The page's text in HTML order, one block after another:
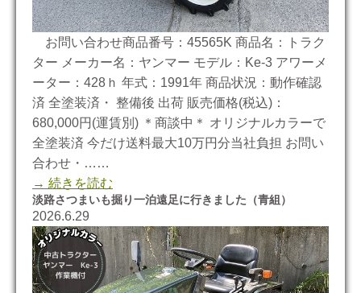
お問い合わせ商品番号：45565K 商品名：トラク
ター メーカー名：ヤンマー モデル：Ke-3 アワーメ
ーター：428ｈ 年式：1991年 商品状況：動作確認
済 全塗装済・ 整備後 出荷 販売価格(税込)：
680,000円(運賃別) ＊商談中＊ オリジナルカラーで
全塗装済 今だけ送料最大10万円分当社負担 お問い
合わせ・……
→ 続きを読む
淡路さつまいも掘り一泊遠足に行きました（青組）
2026.6.29